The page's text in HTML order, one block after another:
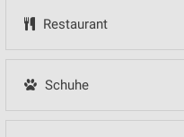
Restaurant
Schuhe